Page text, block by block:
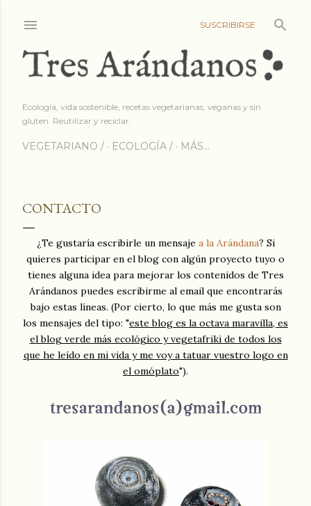
Ir al contenido
SUSCRIBIRSE
Ecología, vida sostenible, recetas vegetarianas, veganas y sin
gluten. Reutilizar y reciclar.
VEGETARIANO / ECOLOGÍA / MÁS…
CONTACTO
¿Te gustaría escribirle un mensaje a la Arándana? Si
quieres participar en el blog con algún proyecto tuyo o
tienes alguna idea para mejorar los contenidos de Tres
Arándanos puedes escribirme al email que encontrarás
bajo estas líneas. (Por cierto, lo que más me gusta son
los mensajes del tipo: "este blog es la octava maravilla, es
el blog verde más ecológico y vegetafriki de todos los
que he leído en mi vida y me voy a tatuar vuestro logo en
el omóplato").